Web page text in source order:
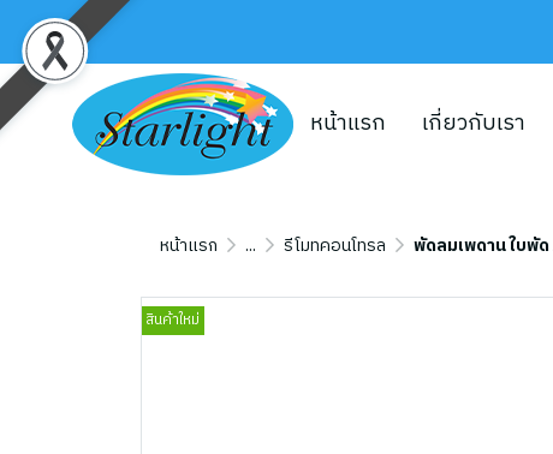
หน้าแรก เกี่ยวกับเรา
หน้าแรก ... รีโมทคอนโทรล พัดลมเพดาน ใบพั
สินค้าใหม่